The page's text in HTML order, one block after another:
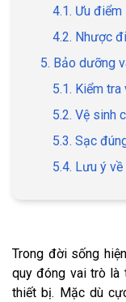
4.1. Ưu điểm
4.2. Nhược
5. Bảo dưỡng
5.1. Kiểm
5.2. Vệ sinh
5.3. Sạc
5.4. Lưu ý về
Trong đời sống
quy đóng vai trò là
thiết bị. Mặc dù